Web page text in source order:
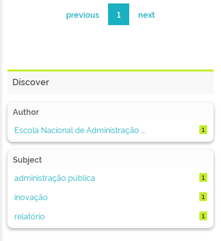
previous 1 next
Discover
Author
Escola Nacional de Administração ...
1
Subject
administração pública
1
inovação 1
relatório 1